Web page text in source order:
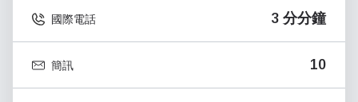
國際電話 3 分分鐘
簡訊 10